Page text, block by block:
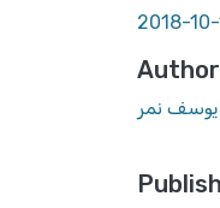
2018-10-
نمر